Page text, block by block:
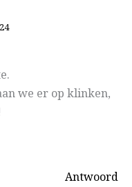
we er op klinken,
Antwoord